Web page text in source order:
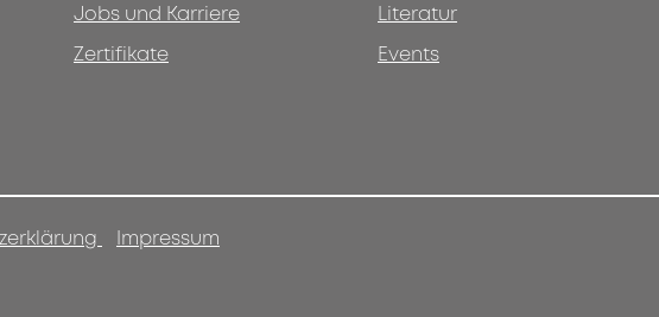
Jobs und Karriere
Zertifikate
Literatur
Events
Impressum